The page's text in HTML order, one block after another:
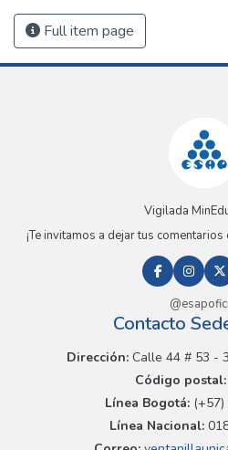
Full item page
Vigilada
¡Te invitamos a dejar tus
Contacto
Dirección:Calle 44 # 53 -
Código postal:
Línea Bogotá:(+57)
Línea Nacional: